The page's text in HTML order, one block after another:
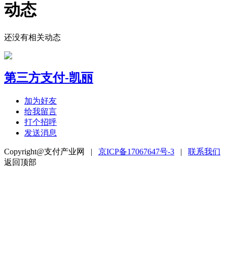
动态
还没有相关动态
第三方支付-凯丽
加为好友
给我留言
打个招呼
发送消息
Copyright@支付产业网 | 京ICP备17067647号-3 | 联系我们
返回顶部